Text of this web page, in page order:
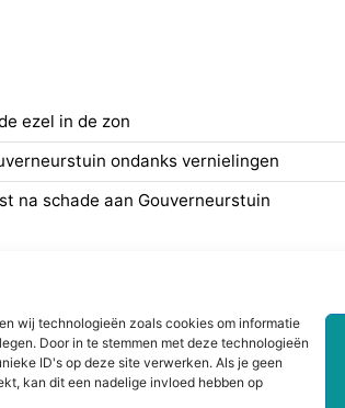
wij technologieën zoals cookies om informatie
Door in te stemmen met deze technologieën
ID's op deze site verwerken. Als je geen
kan dit een nadelige invloed hebben op
ezel in de zon
ondanks vernielingen
na schade aan Gouverneurstuin
Assen
Tynaarlo